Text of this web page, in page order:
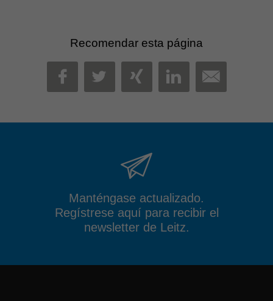
Recomendar esta página
FACEBOOK
TWITTER
XINGLINKEDIN
MAIL
Manténgase actualizado.
Regístrese aquí para recibir el
newsletter de Leitz.